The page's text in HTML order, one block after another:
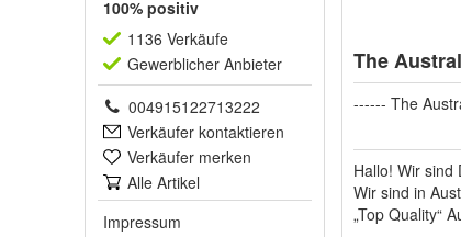
100% positiv
1136 Verkäufe
Gewerblicher Anbieter
004915122713222
Verkäufer kontaktieren
Verkäufer merken
Alle Artikel
Impressum
The
------ The
Hallo! Wir sind
Wir sind in
„Top Quality“